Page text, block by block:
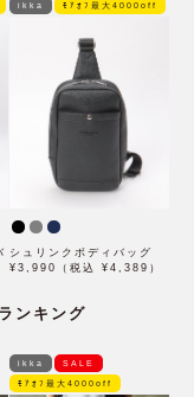
ikka ﾓｱｵﾌ最大4000off
シュリンクボディバッグ
¥3,990（税込 ¥4,389）
ンキング
ikka SALE
ﾓｱｵﾌ最大4000off